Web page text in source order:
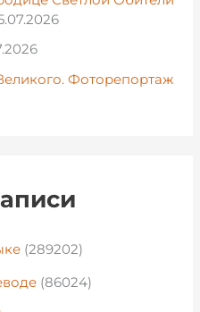
Фоторепортаж
(289202)
(86024)